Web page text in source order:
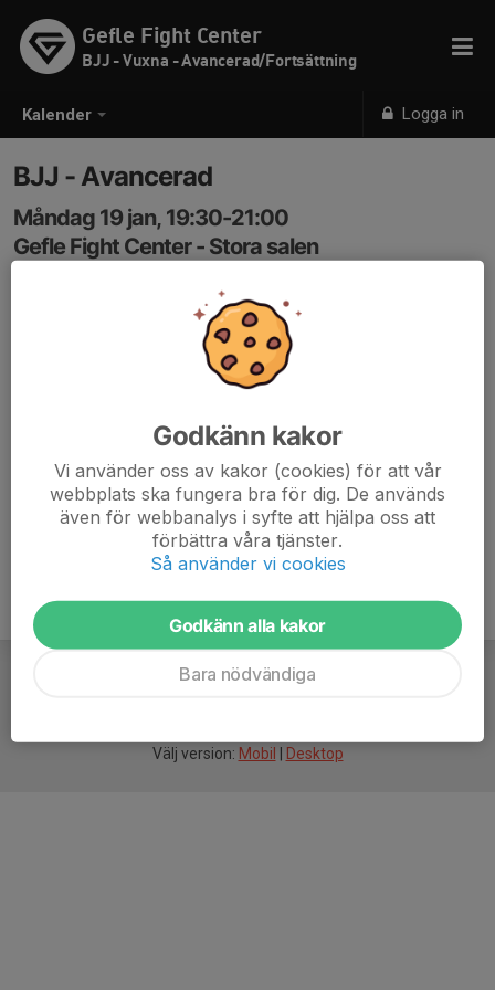
Kalender Logga in
Gefle Fight Center
BJJ - Vuxna - Avancerad/Fortsättning
BJJ - Avancerad
Måndag 19 jan, 19:30-21:00
Gefle Fight Center - Stora salen
Välj version: Mobil Desktop
Godkänn kakor
Vi använder oss av kakor (cookies) för att vår
webbplats ska fungera bra för dig. De används
även för webbanalys i syfte att hjälpa oss att
förbättra våra tjänster.
Så använder vi cookies
Godkänn alla kakor
Bara nödvändiga